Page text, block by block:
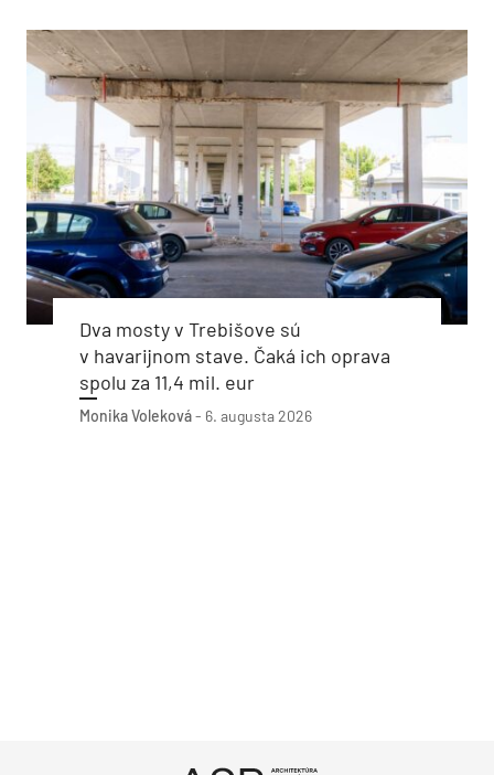
Dva mosty v Trebišove sú
v havarijnom stave. Čaká ich oprava
spolu za 11,4 mil. eur
Monika Voleková- 6. augusta 2026